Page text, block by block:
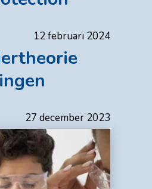
12 februari 2024
27 december 2023